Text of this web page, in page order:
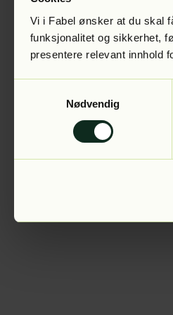
Vi i Fabel ønsker at du skal
funksjonalitet og sikkerhet,
presentere relevant innhold
Nødvendig
Application